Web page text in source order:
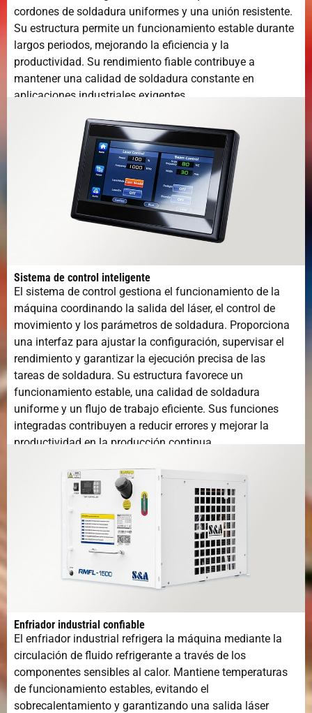
cordones de soldadura uniformes y una unión resistente.
Su estructura permite un funcionamiento estable durante
largos periodos, mejorando la eficiencia y la
productividad. Su rendimiento fiable contribuye a
mantener una calidad de soldadura constante en
aplicaciones industriales exigentes.
Sistema de control inteligente
El sistema de control gestiona el funcionamiento de la
máquina coordinando la salida del láser, el control de
movimiento y los parámetros de soldadura. Proporciona
una interfaz para ajustar la configuración, supervisar el
rendimiento y garantizar la ejecución precisa de las
tareas de soldadura. Su estructura favorece un
funcionamiento estable, una calidad de soldadura
uniforme y un flujo de trabajo eficiente. Sus funciones
integradas contribuyen a reducir errores y mejorar la
productividad en la producción continua.
Enfriador industrial confiable
El enfriador industrial refrigera la máquina mediante la
circulación de fluido refrigerante a través de los
componentes sensibles al calor. Mantiene temperaturas
de funcionamiento estables, evitando el
sobrecalentamiento y garantizando una salida láser